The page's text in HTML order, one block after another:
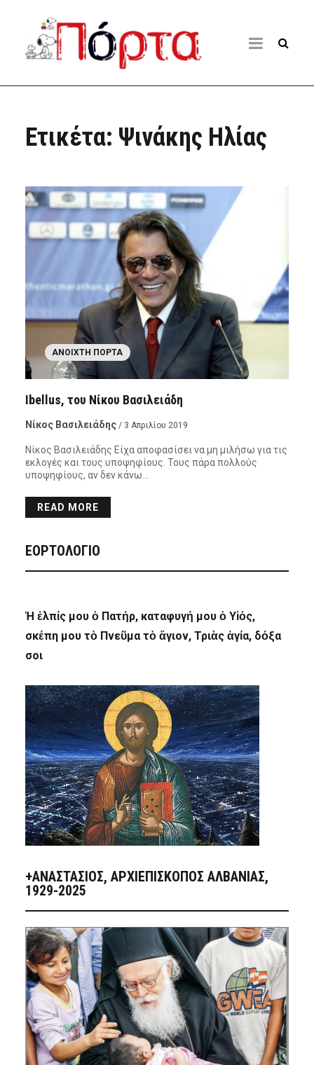
Ετικέτα: Ψινάκης Ηλίας
ΑΝΟΙΧΤΉ ΠΌΡΤΑ
Ibellus, του Νίκου Βασιλειάδη
Νίκος Βασιλειάδης / 3 Απριλίου 2019
Νίκος Βασιλειάδης Είχα αποφασίσει να μη μιλήσω για τις
εκλογές και τους υποψηφίους. Τους πάρα πολλούς
υποψηφίους, αν δεν κάνω…
READ MORE
ΕΟΡΤΟΛΟΓΙΟ
Ἡ ἐλπίς μου ὁ Πατήρ, καταφυγή μου ὁ Υἱός,
σκέπη μου τὸ Πνεῦμα τὸ ἅγιον, Τριὰς ἁγία, δόξα
σοι
+ΑΝΑΣΤΆΣΙΟΣ, ΑΡΧΙΕΠΊΣΚΟΠΟΣ ΑΛΒΑΝΊΑΣ,
1929-2025